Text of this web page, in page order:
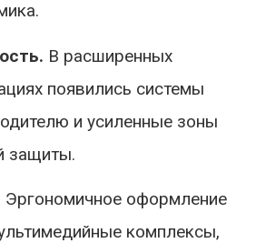
В расширенных
появились системы
и усиленные зоны
защиты.
Эргономичное оформление
комплексы,